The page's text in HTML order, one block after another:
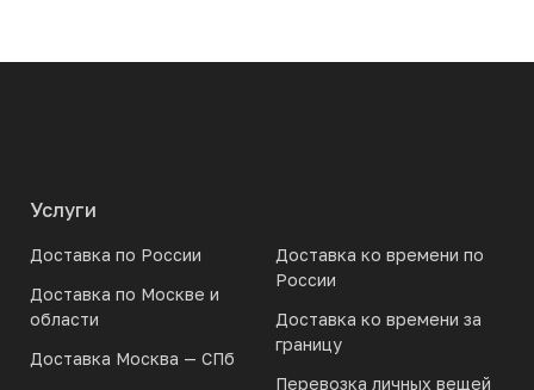
Услуги
Доставка по России
Доставка по Москве и
области
Доставка Москва — СПб
Доставка ко времени по
России
Доставка ко времени за
границу
Перевозка личных вещей